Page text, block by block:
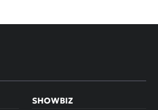
SHOWBIZ